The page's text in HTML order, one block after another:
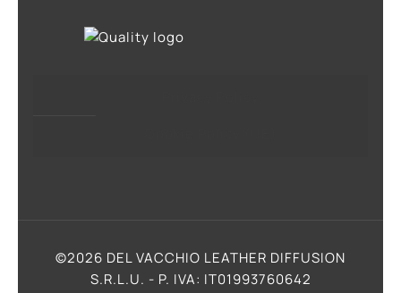
©2026 DEL VACCHIO LEATHER DIFFUSION
S.R.L.U. - P. IVA: IT01993760642